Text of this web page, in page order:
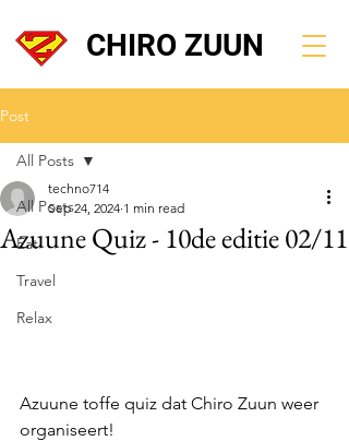
CHIRO ZUUN
Post
All Posts
Eat
Travel
Relax
All Posts
Azuune Quiz - 10de editie 02/11
techno714
Sep 24, 2024 1 min read
Azuune toffe quiz dat Chiro Zuun weer
organiseert!